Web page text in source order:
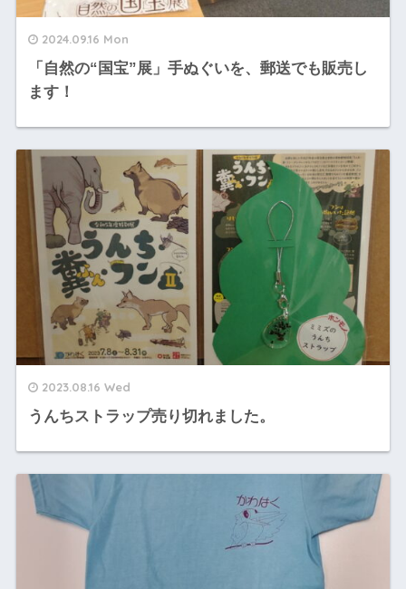
2024.09.16 Mon
「自然の“国宝”展」手ぬぐいを、郵送でも販売し
ます！
2023.08.16 Wed
うんちストラップ売り切れました。